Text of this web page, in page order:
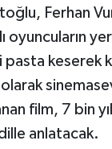
Ferhan
oyuncuların yer
keserek
film, 7 bin
anlatacak.